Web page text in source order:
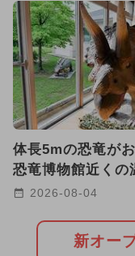
2025年12月の
2024年11月の
2025年3月の
2025年4月の
2024年7月の
2026年1月のイ
2024年3月の
体長5mの恐竜がお
恐竜博物館近くの
施設が8月7日リブ
2026-08-04
新オー